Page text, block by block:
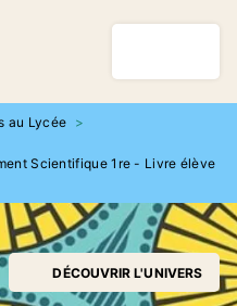
au Lycée >
Scientifique 1re - Livre élève
DÉCOUVRIR L'UNIVERS